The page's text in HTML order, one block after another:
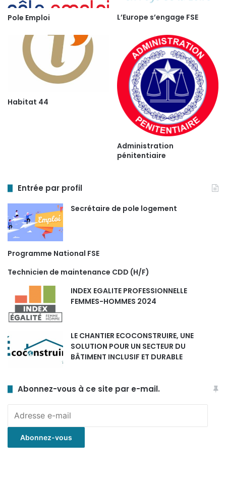
Pole Emploi L’Europe s’engage FSE
Habitat 44
Administration
pénitentiaire
Entrée par profil
Secrétaire de pole logement
Programme National FSE
Technicien de maintenance CDD (H/F)
INDEX EGALITE PROFESSIONNELLE
FEMMES-HOMMES 2024
LE CHANTIER ECOCONSTRUIRE, UNE
SOLUTION POUR UN SECTEUR DU
BÂTIMENT INCLUSIF ET DURABLE
Abonnez-vous à ce site par e-mail.
Abonnez-vous